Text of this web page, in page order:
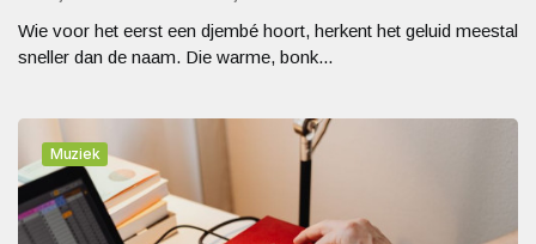
Wie voor het eerst een djembé hoort, herkent het geluid meestal
sneller dan de naam. Die warme, bonk...
Muziek